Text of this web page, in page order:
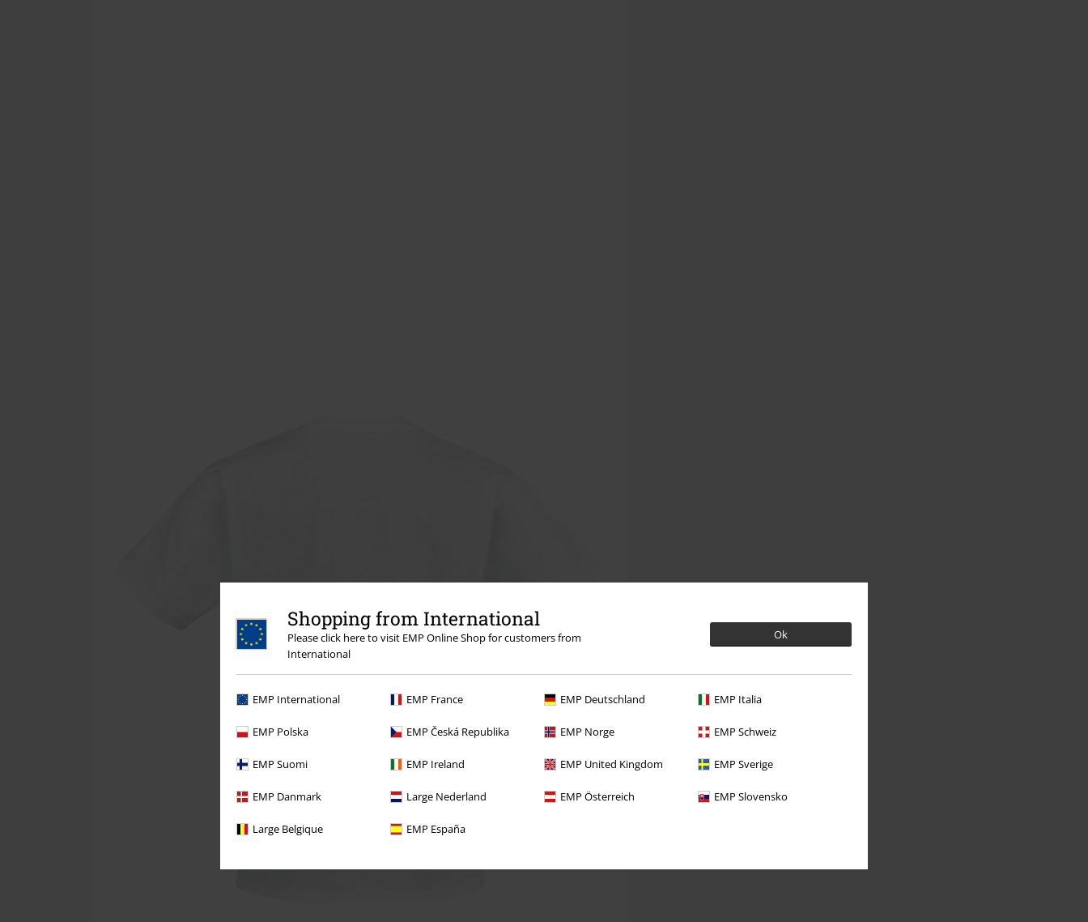
Shopping from International
Please click here to visit EMP Online Shop for customers from
International
Ok
EMP International EMP France EMP Deutschland EMP Italia
EMP Polska EMP Česká Republika EMP Norge EMP Schweiz
EMP Suomi EMP Ireland EMP United Kingdom EMP Sverige
EMP Danmark Large Nederland EMP Österreich EMP Slovensko
Large Belgique EMP España